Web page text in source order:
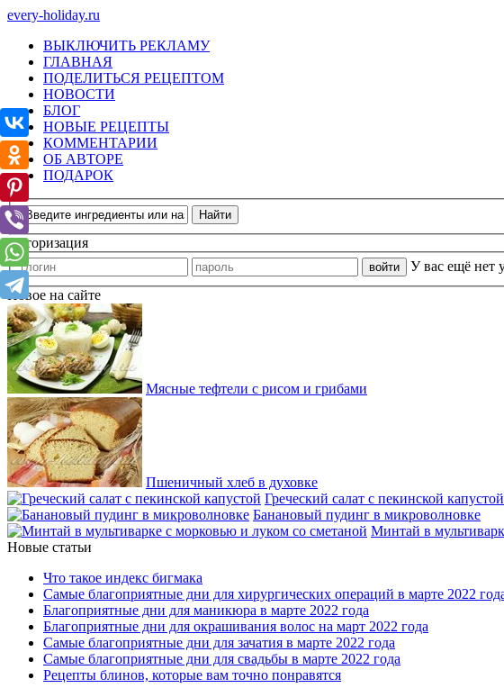
every-holiday.ru
ВЫКЛЮЧИТЬ РЕКЛАМУ
ГЛАВНАЯ
ПОДЕЛИТЬСЯ РЕЦЕПТОМ
НОВОСТИ
БЛОГ
НОВЫЕ РЕЦЕПТЫ
КОММЕНТАРИИ
ОБ АВТОРЕ
ПОДАРОК
Авторизация
У вас ещё нет
Новое на сайте
Мясные тефтели с рисом и грибами
Пшеничный хлеб в духовке
Греческий салат с пекинской капустой
Банановый пудинг в микроволновке
Минтай в
Новые статьи
Что такое индекс бигмака
Самые благоприятные дни для хирургических операций в марте 2022
Благоприятные дни для маникюра в марте 2022 года
Благоприятные дни для окрашивания волос на март 2022 года
Самые благоприятные дни для зачатия в марте 2022 года
Самые благоприятные дни для свадьбы в марте 2022 года
Рецепты блинов, которые вам точно понравятся